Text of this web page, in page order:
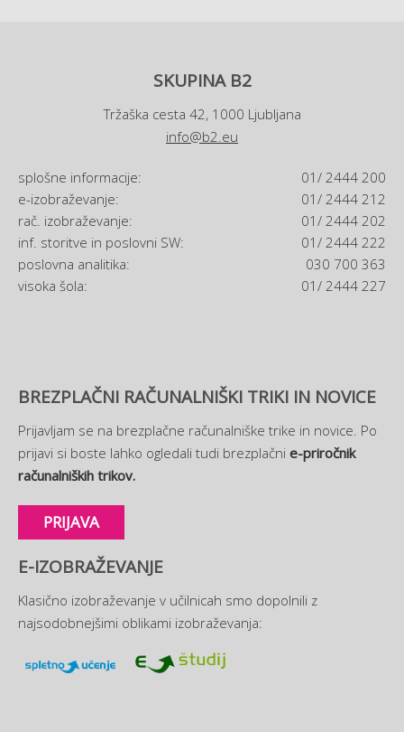
SKUPINA B2
Tržaška cesta 42, 1000 Ljubljana
info@b2.eu
splošne informacije:
01/ 2444 200
e-izobraževanje:
01/ 2444 212
rač. izobraževanje:
01/ 2444 202
inf. storitve in poslovni SW:
01/ 2444 222
poslovna analitika:
030 700 363
visoka šola:
01/ 2444 227
BREZPLAČNI RAČUNALNIŠKI TRIKI IN NOVICE
Prijavljam se na brezplačne računalniške trike in novice. Po
prijavi si boste lahko ogledali tudi brezplačni e-priročnik
računalniških trikov.
PRIJAVA
E-IZOBRAŽEVANJE
Klasično izobraževanje v učilnicah smo dopolnili z
najsodobnejšimi oblikami izobraževanja: